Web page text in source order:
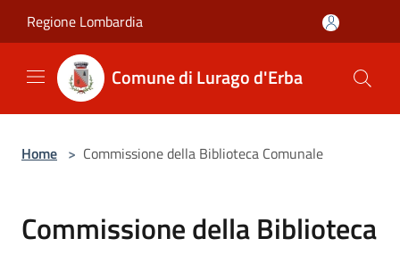
Regione Lombardia
Comune di Lurago d'Erba
Home > Commissione della Biblioteca Comunale
Commissione della Biblioteca